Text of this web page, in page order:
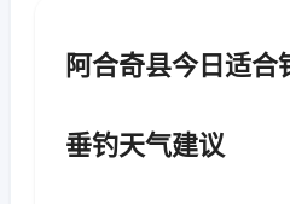
阿合奇县今日适
垂钓天气建议